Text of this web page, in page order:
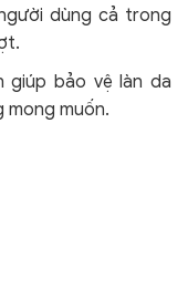
dùng cả trong
giúp bảo vệ làn da
mong muốn.